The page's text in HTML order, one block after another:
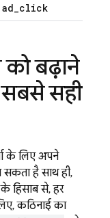
ad_click
बढ़ाने
सही
के लिए अपने
है. साथ ही,
से, हर
कठिनाई का